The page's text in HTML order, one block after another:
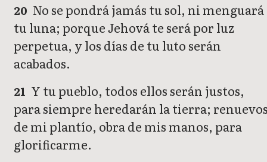
20 No se pondrá jamás tu sol, ni menguará
tu luna; porque Jehová te será por luz
perpetua, y los días de tu luto serán
acabados.
21 Y tu pueblo, todos ellos serán justos,
para siempre heredarán la tierra;
de mi plantío, obra de mis manos, para
glorificarme.